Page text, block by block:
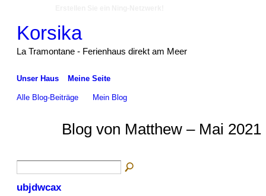
Korsika
La Tramontane - Ferienhaus direkt am Meer
Unser Haus Meine Seite
Alle Blog-Beiträge Mein Blog
Blog von Matthew – Mai
ubjdwcax